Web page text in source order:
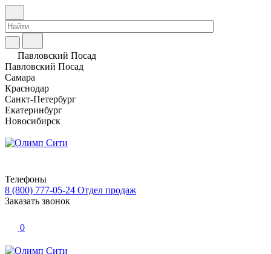
Павловский Посад
Павловский Посад
Самара
Краснодар
Санкт-Петербург
Екатеринбург
Новосибирск
Телефоны
8 (800) 777-05-24 Отдел продаж
Заказать звонок
0